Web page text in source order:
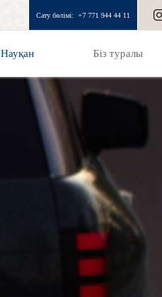
Сату бөлімі: +7 771 944 44 11
Науқан Біз туралы